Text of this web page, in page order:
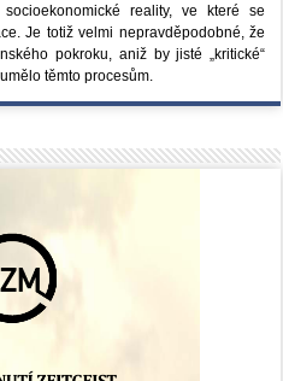
reality, ve které se
Je totiž velmi nepravděpodobné, že
pokroku, aniž by jisté „kritické“
těmto procesům.